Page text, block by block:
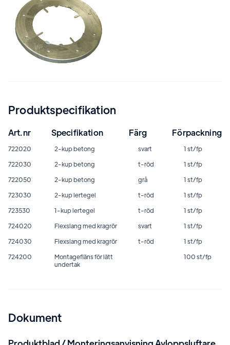
Produktspecifikation
Art.nr Specifikation Färg Förpackning
722020 2-kup betong svart
1 st/fp
722030
2-kup betong t-röd
1 st/fp
722050
2-kup betong grå
1 st/fp
723030
2-kup lertegel t-röd
1 st/fp
723530
1-kup lertegel t-röd
1 st/fp
724020
Flexslang med kragrör svart
1 st/fp
724030
Flexslang med kragrör t-röd
1 st/fp
724200
Montagefläns för lätt
undertak
100 st/fp
Dokument